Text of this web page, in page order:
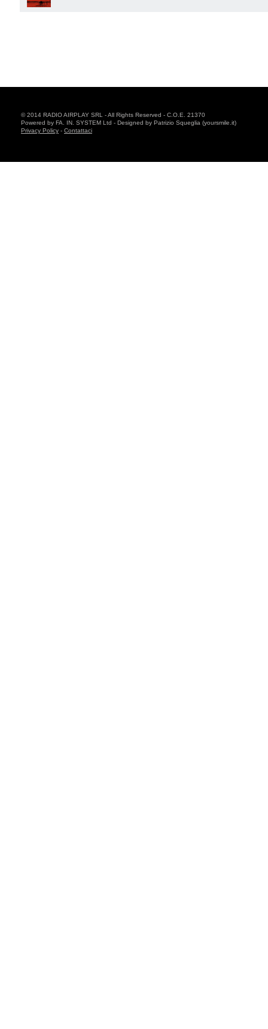
© 2014 RADIO AIRPLAY SRL - All Rights Reserved - C.O.E. 21370
Powered by FA. IN. SYSTEM Ltd - Designed by Patrizio Squeglia (yoursmile.it)
Privacy Policy - Contattaci